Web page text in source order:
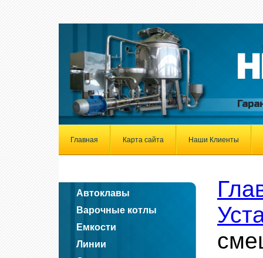
Главная Карта сайта Наши Клиенты
Автоклавы
Варочные котлы
Емкости
Линии